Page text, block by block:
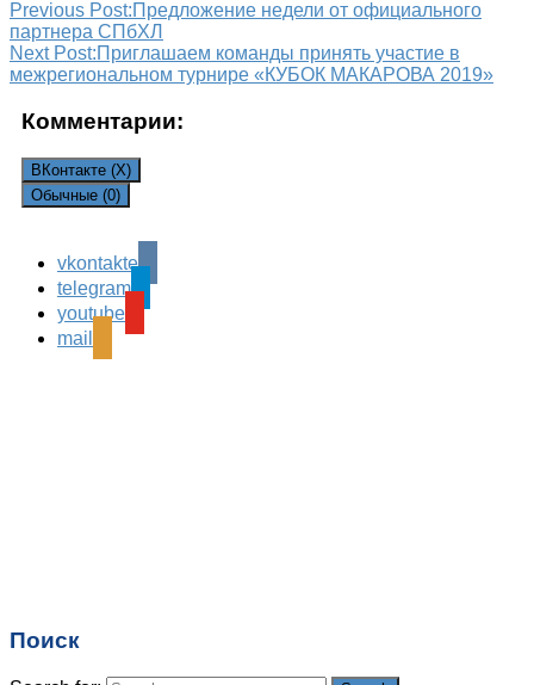
Previous Post:Предложение недели от официального
партнера СПбХЛ
Next Post:Приглашаем команды принять участие в
межрегиональном турнире «КУБОК МАКАРОВА 2019»
Комментарии:
ВКонтакте (X)
Обычные (0)
Leave a Reply
Ваш адрес email не будет опубликован.
поля помечены
vkontakte
telegram
youtube
mail
Поиск